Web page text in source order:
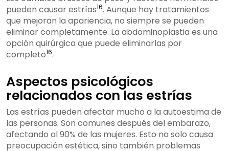
pueden causar estrías16. Aunque hay tratamientos
que mejoran la apariencia, no siempre se pueden
eliminar completamente. La abdominoplastia es una
opción quirúrgica que puede eliminarlas por
completo16.
Aspectos psicológicos
relacionados con las estrías
Las estrías pueden afectar mucho a la autoestima de
las personas. Son comunes después del embarazo,
afectando al 90% de las mujeres. Esto no solo causa
preocupación estética, sino también problemas